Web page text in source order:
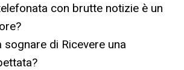
con brutte notizie è un
sognare di Ricevere una